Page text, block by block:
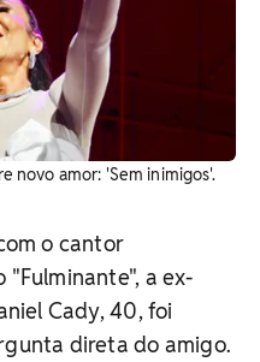
novo amor: 'Sem inimigos'.
o cantor
"Fulminante", a ex-
Cady, 40, foi
direta do amigo.